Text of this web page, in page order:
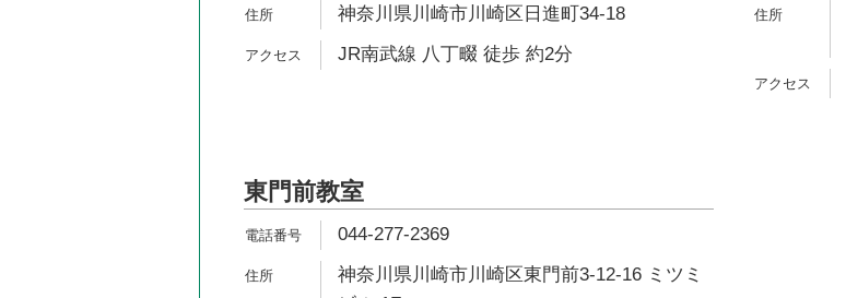
神奈川県川崎市川崎区日進町34-18
JR南武線 八丁畷 徒歩 約2分
東門前教室
044-277-2369
神奈川県川崎市川崎区東門前3-12-16 ミツミ